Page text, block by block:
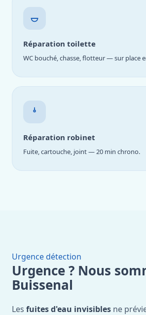
Réparation toilette
WC bouché, chasse, flotteur — sur place
Réparation robinet
Fuite, cartouche, joint — 20 min chrono.
Urgence détection
Urgence ? Nous
Buissenal
Les fuites d'eau invisibles ne